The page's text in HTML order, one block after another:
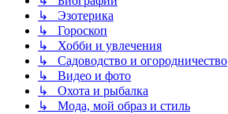
↳ Эзотерика
↳ Гороскоп
↳ Хобби и увлечения
↳ Садоводство и огородничество
↳ Видео и фото
↳ Охота и рыбалка
↳ Мода, мой образ и стиль